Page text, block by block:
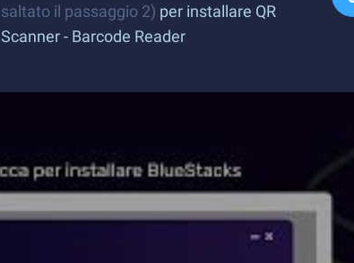
saltato il passaggio 2) per installare QR
Scanner - Barcode Reader